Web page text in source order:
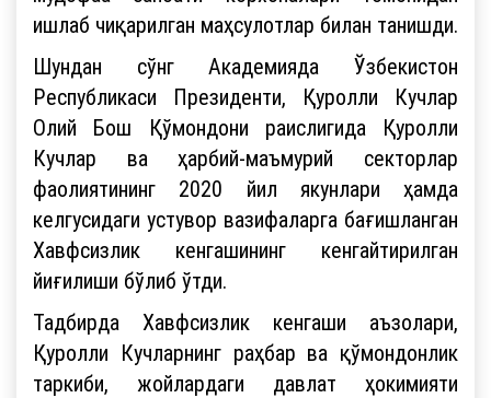
ишлаб чиқарилган маҳсулотлар билан танишди.
Шундан сўнг Академияда Ўзбекистон
Республикаси Президенти, Қуролли Кучлар
Олий Бош Қўмондони раислигида Қуролли
Кучлар ва ҳарбий-маъмурий секторлар
фаолиятининг 2020 йил якунлари ҳамда
келгусидаги устувор вазифаларга бағишланган
Хавфсизлик кенгашининг кенгайтирилган
йиғилиши бўлиб ўтди.
Тадбирда Хавфсизлик кенгаши аъзолари,
Қуролли Кучларнинг раҳбар ва қўмондонлик
таркиби, жойлардаги давлат ҳокимияти